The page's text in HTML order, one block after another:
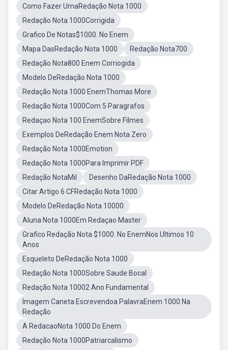
Como Fazer UmaRedação Nota 1000
Redação Nota 1000Corrigida
Grafico De Notas$1000. No Enem
Mapa DasRedação Nota 1000
Redação Nota700
Redação Nota800 Enem Corriogida
Modelo DeRedação Nota 1000
Redação Nota 1000 EnemThomas More
Redação Nota 1000Com 5 Paragrafos
Redaçao Nota 100 EnemSobre Filmes
Exemplos DeRedação Enem Nota Zero
Redação Nota 1000Emotion
Redação Nota 1000Para Imprimir PDF
Redação NotaMil
Desenho DaRedação Nota 1000
Citar Artigo 6 CFRedação Nota 1000
Modelo DeRedação Nota 10000
Aluna Nota 1000Em Redaçao Master
Grafico Redação Nota $1000. No EnemNos Ultimos 10
Anos
Esqueleto DeRedação Nota 1000
Redação Nota 1000Sobre Saude Bocal
Redação Nota 10002 Ano Fundamental
Imagem Caneta Escrevendoa PalavraEnem 1000 Na
Redação
A RedacaoNota 1000 Do Enem
Redação Nota 1000Patriarcalismo